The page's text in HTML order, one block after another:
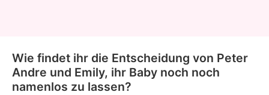
Wie findet ihr die Entscheidung von Peter
Andre und Emily, ihr Baby noch noch
namenlos zu lassen?